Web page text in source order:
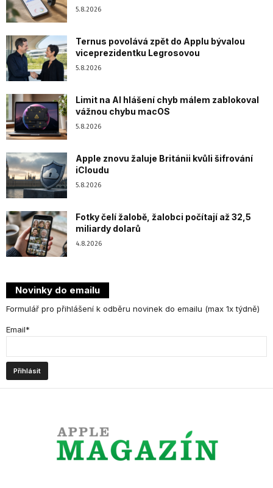
5.8.2026
Ternus povolává zpět do Applu bývalou
viceprezidentku Legrosovou
5.8.2026
Limit na AI hlášení chyb málem zablokoval
vážnou chybu macOS
5.8.2026
Apple znovu žaluje Británii kvůli šifrování
iCloudu
5.8.2026
Fotky čelí žalobě, žalobci počítají až 32,5
miliardy dolarů
4.8.2026
Novinky do emailu
Formulář pro přihlášení k odběru novinek do emailu (max 1x týdně)
Email*